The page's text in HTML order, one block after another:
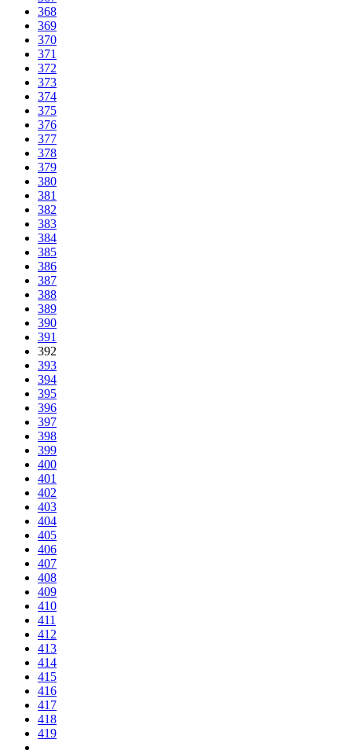
368
369
370
371
372
373
374
375
376
377
378
379
380
381
382
383
384
385
386
387
388
389
390
391
392
393
394
395
396
397
398
399
400
401
402
403
404
405
406
407
408
409
410
411
412
413
414
415
416
417
418
419